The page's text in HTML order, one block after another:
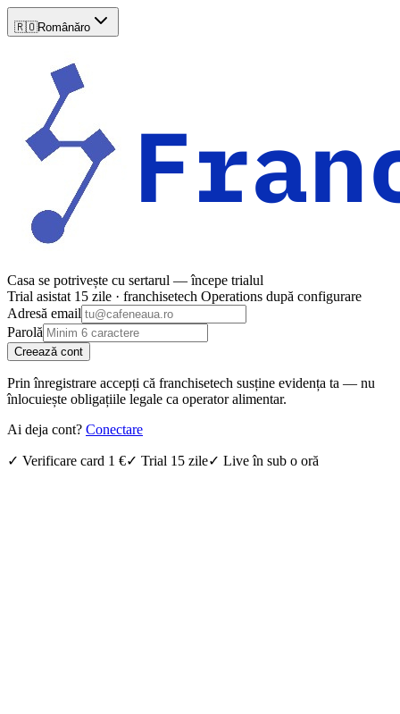
🇷🇴Românăro
Casa se potrivește cu sertarul — începe trialul
Trial asistat 15 zile · franchisetech Operations după configurare
Adresă email
Parolă
Creează cont
Prin înregistrare accepți că franchisetech susține evidența ta — nu
înlocuiește obligațiile legale ca operator alimentar.
Ai deja cont? Conectare
✓ Verificare card 1 €✓ Trial 15 zile✓ Live în sub o oră